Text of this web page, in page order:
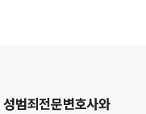
성범죄전문변호사와